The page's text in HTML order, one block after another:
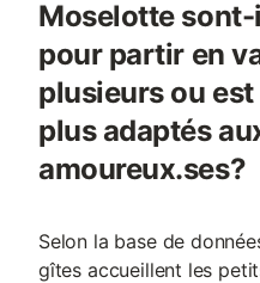
Moselotte
pour partir en
plusieurs ou
plus adaptés
amoureux.ses?
Selon la base de
gîtes accueillent les